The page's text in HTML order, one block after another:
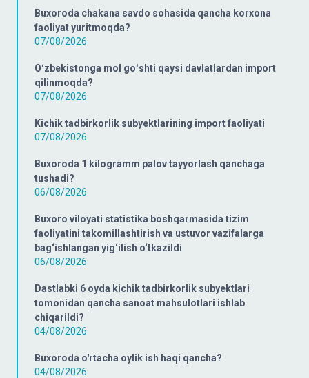
Buxoroda chakana savdo sohasida qancha korxona
faoliyat yuritmoqda?
07/08/2026
Oʻzbekistonga mol goʻshti qaysi davlatlardan import
qilinmoqda?
07/08/2026
Kichik tadbirkorlik subyektlarining import faoliyati
07/08/2026
Buxoroda 1 kilogramm palov tayyorlash qanchaga
tushadi?
06/08/2026
Buxoro viloyati statistika boshqarmasida tizim
faoliyatini takomillashtirish va ustuvor vazifalarga
bag‘ishlangan yig‘ilish o‘tkazildi
06/08/2026
Dastlabki 6 oyda kichik tadbirkorlik subyektlari
tomonidan qancha sanoat mahsulotlari ishlab
chiqarildi?
04/08/2026
Buxoroda o'rtacha oylik ish haqi qancha?
04/08/2026